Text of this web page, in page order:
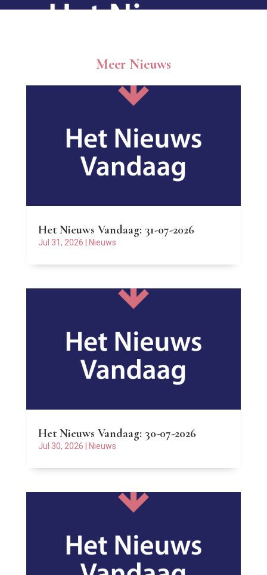
Meer Nieuws
Het Nieuws Vandaag: 31-07-2026
Jul 31, 2026 Nieuws
Het Nieuws Vandaag: 30-07-2026
Jul 30, 2026 Nieuws